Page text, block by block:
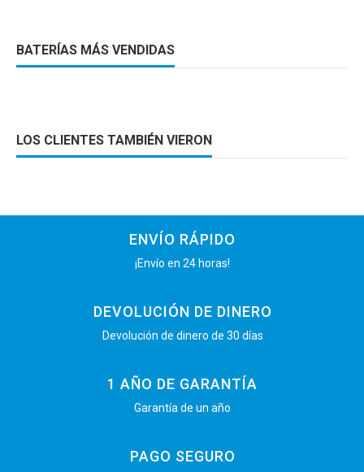
BATERÍAS MÁS VENDIDAS
LOS CLIENTES TAMBIÉN VIERON
ENVÍO RÁPIDO
¡Envío en 24 horas!
DEVOLUCIÓN DE DINERO
Devolución de dinero de 30 días
1 AÑO DE GARANTÍA
Garantía de un año
PAGO SEGURO